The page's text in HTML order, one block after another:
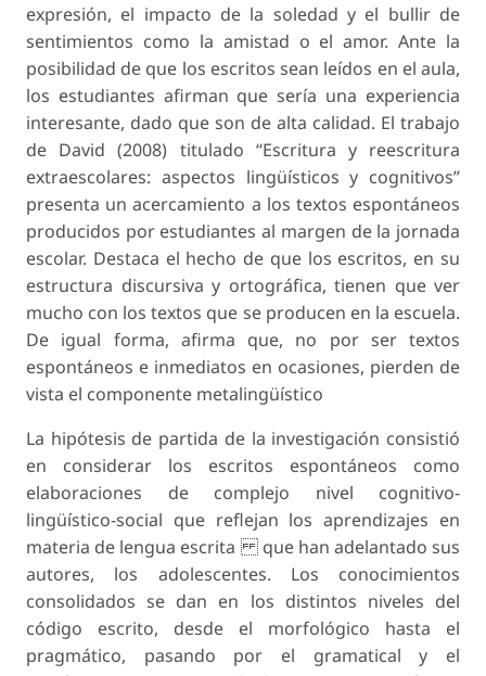
expresión, el impacto de la soledad y el bullir de
sentimientos como la amistad o el amor. Ante la
posibilidad de que los escritos sean leídos en el aula,
los estudiantes afirman que sería una experiencia
interesante, dado que son de alta calidad. El trabajo
de David (2008) titulado “Escritura y reescritura
extraescolares: aspectos lingüísticos y cognitivos”
presenta un acercamiento a los textos espontáneos
producidos por estudiantes al margen de la jornada
escolar. Destaca el hecho de que los escritos, en su
estructura discursiva y ortográfica, tienen que ver
mucho con los textos que se producen en la escuela.
De igual forma, afirma que, no por ser textos
espontáneos e inmediatos en ocasiones, pierden de
vista el componente metalingüístico
La hipótesis de partida de la investigación consistió
en considerar los escritos espontáneos como
elaboraciones de complejo nivel cognitivo-
lingüístico-social que reflejan los aprendizajes en
materia de lengua escrita que han adelantado sus
autores, los adolescentes. Los conocimientos
consolidados se dan en los distintos niveles del
código escrito, desde el morfológico hasta el
pragmático, pasando por el gramatical y el